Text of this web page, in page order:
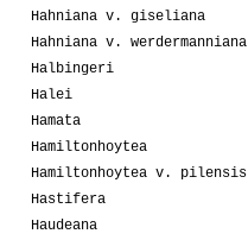
Hahniana v. giseliana
Hahniana v. werdermanniana
Halbingeri
Halei
Hamata
Hamiltonhoytea
Hamiltonhoytea v. pilensis
Hastifera
Haudeana